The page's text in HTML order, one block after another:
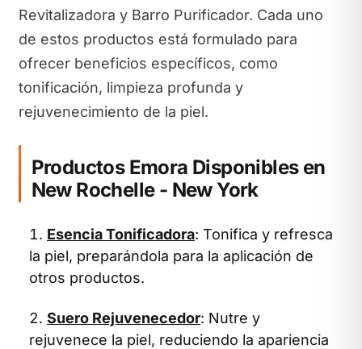
Revitalizadora y Barro Purificador. Cada uno
de estos productos está formulado para
ofrecer beneficios específicos, como
tonificación, limpieza profunda y
rejuvenecimiento de la piel.
Productos Emora Disponibles en
New Rochelle - New York
Esencia Tonificadora: Tonifica y refresca
la piel, preparándola para la aplicación de
otros productos.
Suero Rejuvenecedor: Nutre y
rejuvenece la piel, reduciendo la apariencia